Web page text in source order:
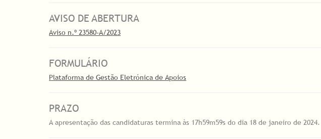
AVISO DE ABERTURA
Aviso n.º 23580-A/2023
FORMULÁRIO
Plataforma de Gestão Eletrónica de Apoios
PRAZO
A apresentação das candidaturas termina às 17h59m59s do dia 18 de janeiro de 2024.